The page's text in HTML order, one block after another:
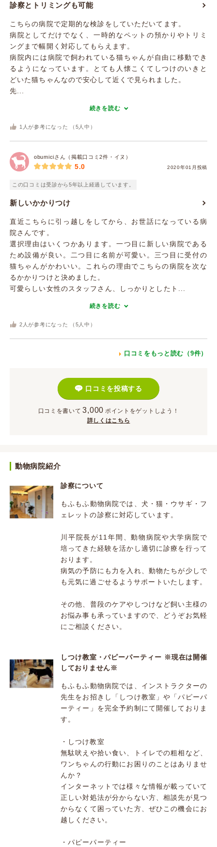
診察とトリミングも可能
こちらの病院で定期的な検診をしていただいてます。
病院としてだけでなく、一時的なペットの預かりやトリミ
ングまで幅開く対応してもらえます。
病院内には病院で飼われている猫ちゃんが自由に移動でき
るようになっています。とても人懐こくてしつけのいきと
どいた猫ちゃんなので安心して近くで見られました。
先...
続きを読む
1 人が参考になった （ 5 人中）
obumiciさん（掲載口コミ2件・イヌ）
2020年01月投稿
5.0
この口コミは受診から5年以上経過しています。
新しいかかりつけ
直近こちらに引っ越しをしてから、お世話になっている病
院さんです。
選択理由はいくつかあります。一つ目に新しい病院である
ため設備が良い。二つ目に名前が可愛い。三つ目に受付の
猫ちゃんがかわいい。これらの理由でこちらの病院を次な
るかかりつけと決めました。
可愛らしい女性のスタッフさん、しっかりとしたト...
続きを読む
2 人が参考になった （ 5 人中）
口コミをもっと読む（9件）
口コミを投稿する
口コミを書いて 3,000 ポイント をゲットしよう！
詳しくはこちら
動物病院紹介
診察について
もふもふ動物病院では、犬・猫・ウサギ・フ
ェレットの診察に対応しています。
川平院長が11年間、動物病院や大学病院で
培ってきた経験を活かし適切に診療を行って
おります。
病気の予防にも力を入れ、動物たちが少しで
も元気に過ごせるようサポートいたします。
その他、普段のケアやしつけなど飼い主様の
お悩み事も承っていますので、どうぞお気軽
にご相談ください。
しつけ教室・パピーパーティー ※現在は開催
しておりません※
もふもふ動物病院では、インストラクターの
先生をお招きし「しつけ教室」や「パピーパ
ーティー」を完全予約制にて開催しておりま
す。
・しつけ教室
無駄吠えや拾い食い、トイレでの粗相など、
ワンちゃんの行動にお困りのことはありませ
んか？
インターネットでは様々な情報が載っていて
正しい対処法が分からない方、相談先が見つ
からなくて困っていた方、ぜひこの機会にお
越しください。
・パピーパーティー